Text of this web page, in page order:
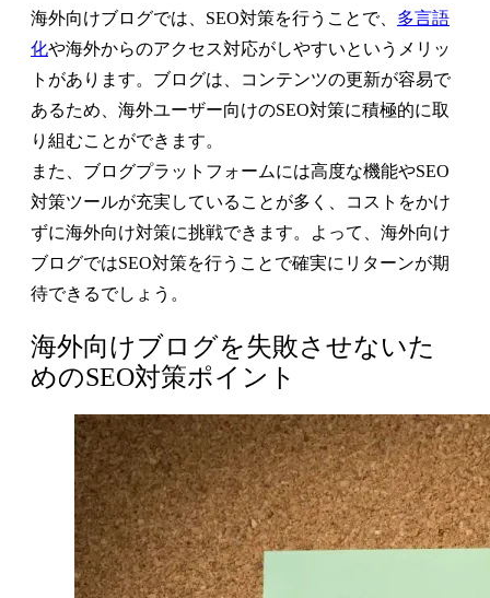
海外向けブログでは、SEO対策を行うことで、 多言語
化や海外からのアクセス対応がしやすいというメリッ
トがあります。ブログは、コンテンツの更新が容易で
あるため、海外ユーザー向けのSEO対策に積極的に取
り組むことができます。
また、ブログプラットフォームには高度な機能やSEO
対策ツールが充実していることが多く、コストをかけ
ずに海外向け対策に挑戦できます。よって、海外向け
ブログではSEO対策を行うことで確実にリターンが期
待できるでしょう。
海外向けブログを失敗させないた
めのSEO対策ポイント